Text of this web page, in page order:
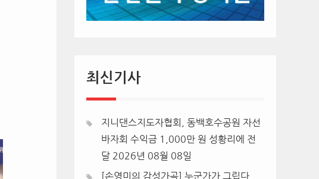
최신기사
지니댄스지도자협회, 동백호수공원 자선
바자회 수익금 1,000만 원 성황리에 전
달 2026년 08월 08일
[손영미의 감성가곡] 누군가가 그립다